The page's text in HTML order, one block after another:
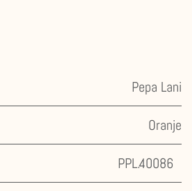
Pepa Lani
Oranje
PPL.40086